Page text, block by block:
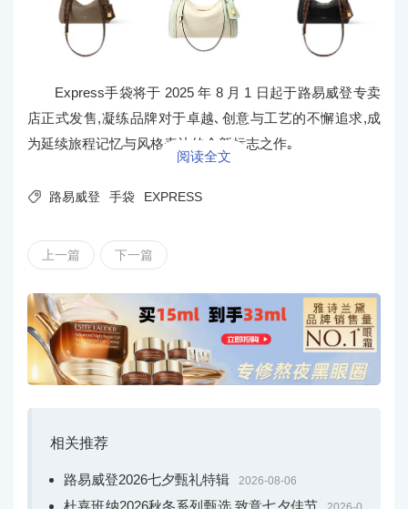
Express手袋将于 2025 年 8 月 1 日起于路易威登专卖
店正式发售,凝练品牌对于卓越､创意与工艺的不懈追求,成
为延续旅程记忆与风格表达的全新标志之作｡
阅读全文
 路易威登 手袋 EXPRESS
上一篇 下一篇
相关推荐
路易威登2026七夕甄礼特辑 2026-08-06
杜嘉班纳2026秋冬系列甄选 致意七夕佳节